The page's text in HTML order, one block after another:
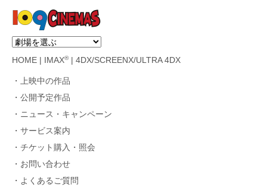
HOME IMAX®| 4DX/SCREENX/ULTRA 4DX
上映中の作品
公開予定作品
ニュース・キャンペーン
サービス案内
チケット購入・照会
お問い合わせ
よくあるご質問